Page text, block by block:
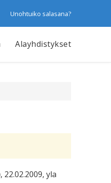
Unohtuiko salasana?
Alayhdistykset
, 22.02.2009, yla